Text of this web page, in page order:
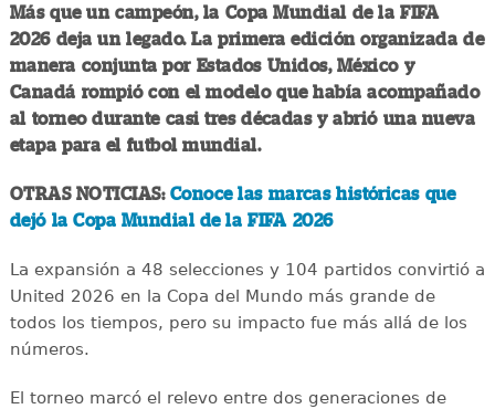
Más que un campeón, la Copa Mundial de la FIFA
2026 deja un legado. La primera edición organizada de
manera conjunta por Estados Unidos, México y
Canadá rompió con el modelo que había acompañado
al torneo durante casi tres décadas y abrió una nueva
etapa para el futbol mundial.
OTRAS NOTICIAS: Conoce las marcas históricas que
dejó la Copa Mundial de la FIFA 2026
La expansión a 48 selecciones y 104 partidos convirtió a
United 2026 en la Copa del Mundo más grande de
todos los tiempos, pero su impacto fue más allá de los
números.
El torneo marcó el relevo entre dos generaciones de